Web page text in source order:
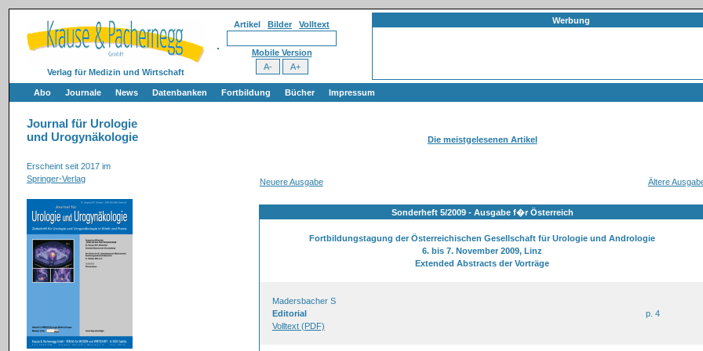
Verlag für Medizin und Wirtschaft
Artikel Bilder Volltext
Mobile Version
Werbung
Abo Journale News Datenbanken Fortbildung Bücher Impressum
Journal für Urologie
und Urogynäkologie
Erscheint seit 2017 im
Springer-Verlag
Die meistgelesenen Artikel
Neuere Ausgabe Ältere
Sonderheft 5/2009 - Ausgabe f�r Österreich
Fortbildungstagung der Österreichischen Gesellschaft für Urologie und Andrologie
6. bis 7. November 2009, Linz
Extended Abstracts der Vorträge
Madersbacher S
Editorial
Volltext (PDF)
p. 4